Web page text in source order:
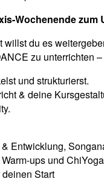
Wochenende zum
willst du es
zu unterrichten
und strukturierst.
& deine
Entwicklung,
ups und
Start